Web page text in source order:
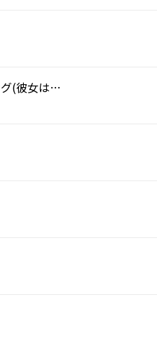
シー・イズ・ザ・ニュー・シング(彼女は特別)